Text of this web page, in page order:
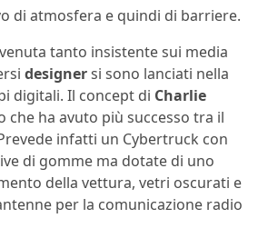
di atmosfera e quindi di barriere.
tanto insistente sui media
designersi sono lanciati nella
digitali. Il concept di Charlie
che ha avuto più successo tra il
infatti un Cybertruck con
di gomme ma dotate di uno
della vettura, vetri oscurati e
per la comunicazione radio